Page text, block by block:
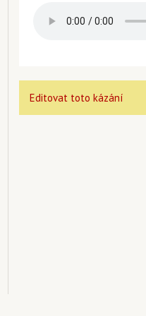
Editovat toto kázání